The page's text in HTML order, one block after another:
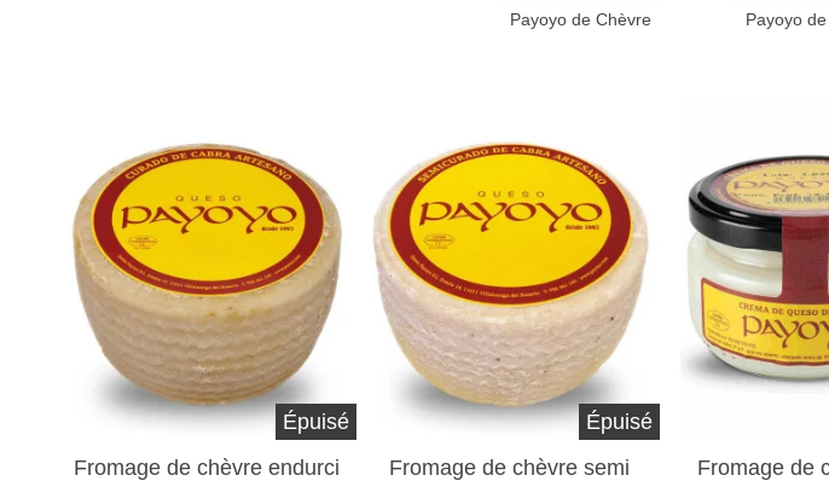
Payoyo de Chèvre Payoyo
Épuisé
Fromage de chèvre endurci
Épuisé
Fromage de chèvre semi
Fromage de